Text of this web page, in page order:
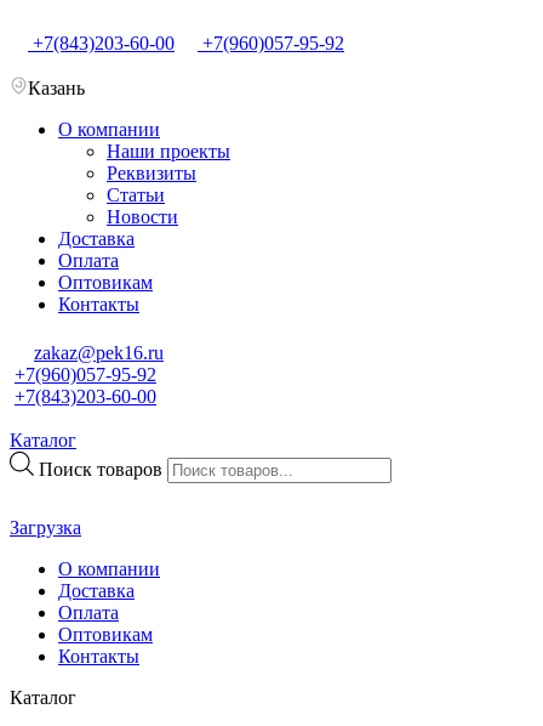
+7(843)203-60-00 +7(960)057-95-92
Казань
О компании
Наши проекты
Реквизиты
Статьи
Новости
Доставка
Оплата
Оптовикам
Контакты
zakaz@pek16.ru
+7(960)057-95-92
+7(843)203-60-00
Каталог
Поиск товаров
Загрузка
О компании
Доставка
Оплата
Оптовикам
Контакты
Каталог